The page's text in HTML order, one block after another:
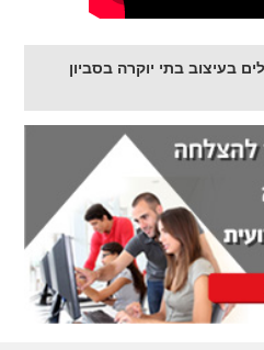
בעיצוב בתי יוקרה בסביון